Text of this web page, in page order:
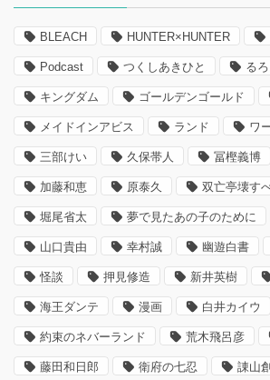
BLEACH HUNTER×HUNTER
Podcast つくしあきひと る
キングダム ゴールデンゴールド
メイドインアビス ランド ワ
三部けい 久保帯人 冨樫義博
加藤和恵 原泰久 双亡亭壊す
堀尾省太 夢で見たあの子のために
山口貴由 幸村誠 幽遊白書
怪談 押見修造 新井英樹
海王ダンテ 漫画 白井カイウ
約束のネバーランド 荒木飛呂彦
藤田和日郎 衛府の七忍 諌山